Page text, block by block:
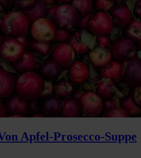
Apfel-Prosecco-Suppe